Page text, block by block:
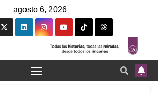
agosto 6, 2026